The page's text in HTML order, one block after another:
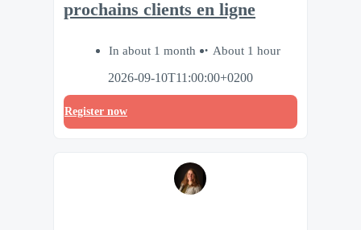
prochains clients en ligne
In about 1 month
About 1 hour
2026-09-10T11:00:00+0200
Register now